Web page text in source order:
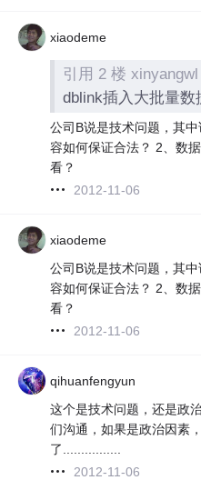
xiaodeme
引用 2 楼
dblink插入大批量数
公司B说是技术问题，其
容如何保证合法？ 2、数
看？
2012-11-06
xiaodeme
公司B说是技术问题，其
容如何保证合法？ 2、数
看？
2012-11-06
qihuanfengyun
这个是技术问题，还是政
们沟通，如果是政治因素
了................
2012-11-06